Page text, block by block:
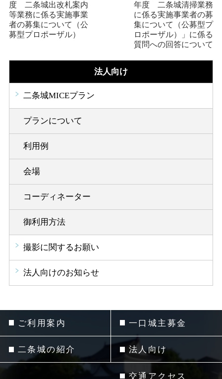
度 二条城出改札案内
等業務に係る実施事業
者の募集について（公
募型プロポーザル）
年度 二条城清掃業務
に係る実施事業者の募
集について（公募型プ
ロポーザル）」に係る
質問への回答について
法人向け
二条城MICEプラン
プランについて
利用例
会場
コーディネーター
御利用方法
撮影に関するお願い
法人向けのお知らせ
ご利用案内
二条城の紹介
一口城主募金
法人向け
交通アクセス